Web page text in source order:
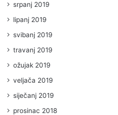
srpanj 2019
lipanj 2019
svibanj 2019
travanj 2019
ožujak 2019
veljača 2019
siječanj 2019
prosinac 2018